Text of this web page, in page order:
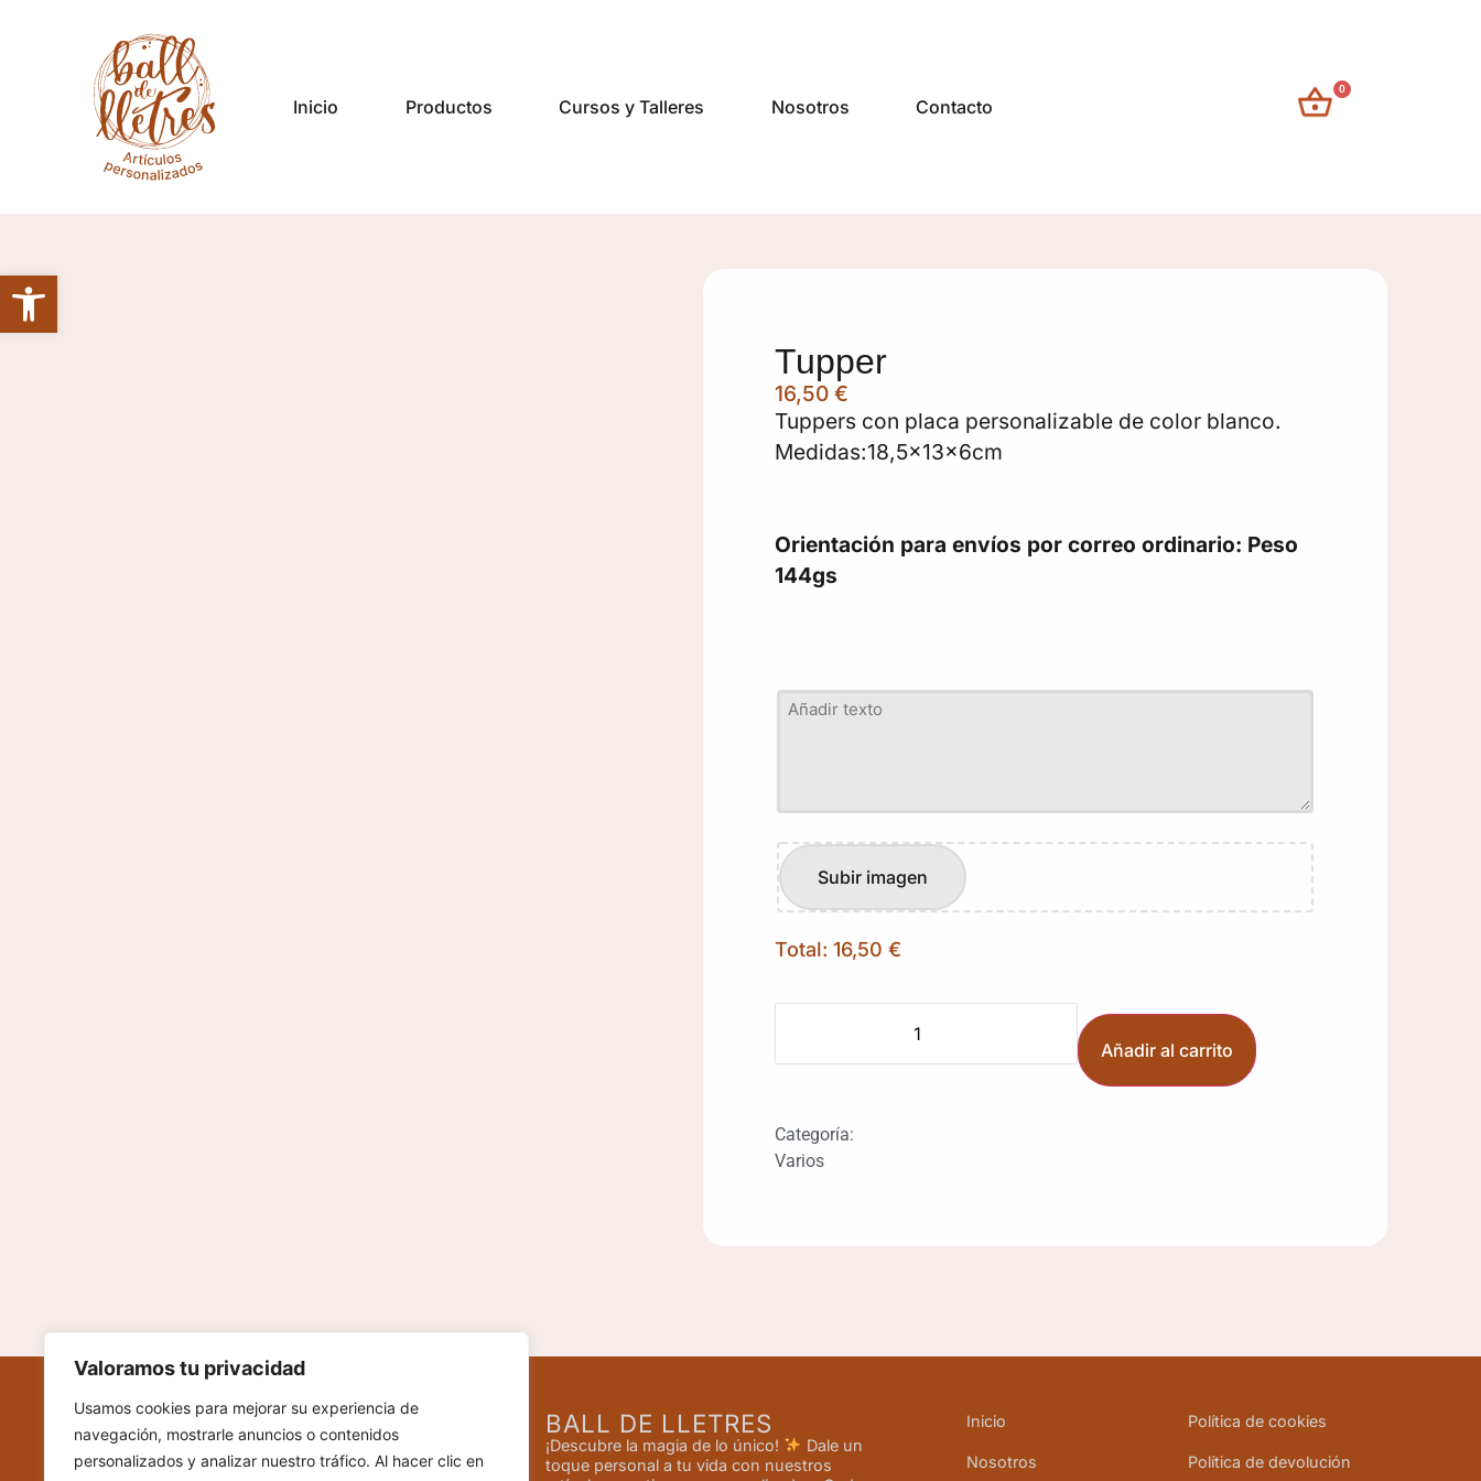
Valoramos tu privacidad
Usamos cookies para mejorar su experiencia de
navegación, mostrarle anuncios o contenidos
personalizados y analizar nuestro tráfico. Al hacer clic en
Inicio Productos Cursos y Talleres Nosotros Contacto
0
Tupper
16,50 €
Tuppers con placa personalizable de color blanco.
Medidas:18,5x13x6cm
Orientación para envíos por correo ordinario: Peso
144gs
Total: 16,50 €
Añadir al carrito
Categoría:
Varios
BALL DE LLETRES
¡Descubre la magia de lo único!
Dale un
toque personal a tu vida con nuestros
Inicio
Nosotros
Política de cookies
Política de devolución
Abrir barra de herramientas